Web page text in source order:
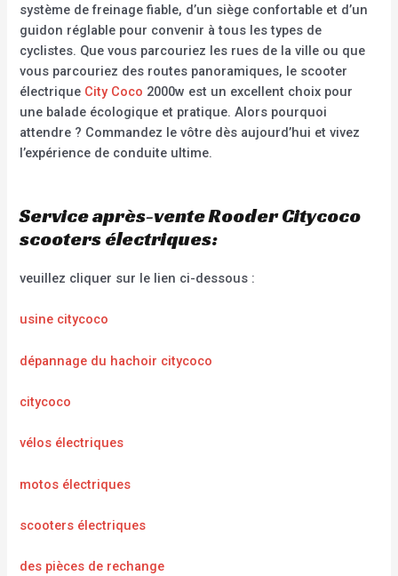
système de freinage fiable, d’un siège confortable et d’un
guidon réglable pour convenir à tous les types de
cyclistes. Que vous parcouriez les rues de la ville ou que
vous parcouriez des routes panoramiques, le scooter
électrique City Coco 2000w est un excellent choix pour
une balade écologique et pratique. Alors pourquoi
attendre ? Commandez le vôtre dès aujourd’hui et vivez
l’expérience de conduite ultime.
Service après-vente Rooder Citycoco
scooters électriques:
veuillez cliquer sur le lien ci-dessous :
usine citycoco
dépannage du hachoir citycoco
citycoco
vélos électriques
motos électriques
scooters électriques
des pièces de rechange